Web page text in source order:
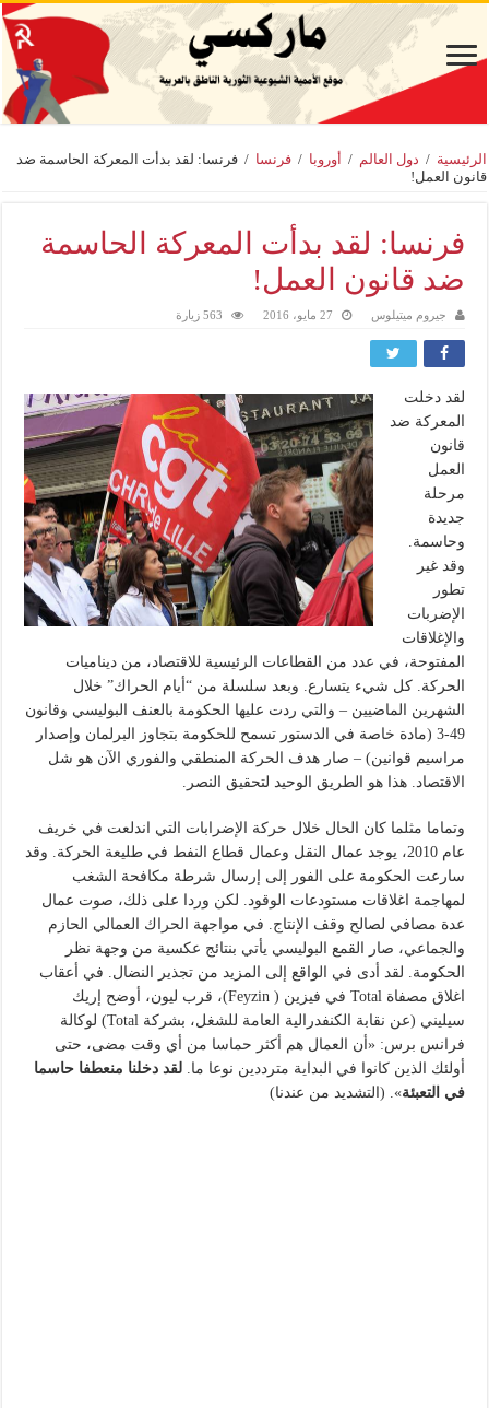
الرئيسية / دول العالم / أوروبا / فرنسا / فرنسا: لقد بدأت المعركة الحاسمة ضد
قانون العمل!
فرنسا: لقد بدأت المعركة الحاسمة
ضد قانون العمل!
جيروم ميتيلوس 27 مايو، 2016 563 زيارة
لقد دخلت
المعركة ضد
قانون
العمل
مرحلة
جديدة
وحاسمة.
وقد غير
تطور
الإضربات
والإغلاقات
المفتوحة، في عدد من القطاعات الرئيسية للاقتصاد، من ديناميات
الحركة. كل شيء يتسارع. وبعد سلسلة من “أيام الحراك” خلال
الشهرين الماضيين – والتي ردت عليها الحكومة بالعنف البوليسي وقانون
49-3 (مادة خاصة في الدستور تسمح للحكومة بتجاوز البرلمان وإصدار
مراسيم قوانين) – صار هدف الحركة المنطقي والفوري الآن هو شل
الاقتصاد. هذا هو الطريق الوحيد لتحقيق النصر.
وتماما مثلما كان الحال خلال حركة الإضرابات التي اندلعت في خريف
عام 2010، يوجد عمال النقل وعمال قطاع النفط في طليعة الحركة. وقد
سارعت الحكومة على الفور إلى إرسال شرطة مكافحة الشغب
لمهاجمة اغلاقات مستودعات الوقود. لكن وردا على ذلك، صوت عمال
عدة مصافي لصالح وقف الإنتاج. في مواجهة الحراك العمالي الحازم
والجماعي، صار القمع البوليسي يأتي بنتائج عكسية من وجهة نظر
الحكومة. لقد أدى في الواقع إلى المزيد من تجذير النضال. في أعقاب
اغلاق مصفاة Total في فيزين ( Feyzin)، قرب ليون، أوضح إريك
سيليني (عن نقابة الكنفدرالية العامة للشغل، بشركة Total) لوكالة
فرانس برس: «أن العمال هم أكثر حماسا من أي وقت مضى، حتى
أولئك الذين كانوا في البداية مترددين نوعا ما.لقد دخلنا منعطفا حاسما
في التعبئة». (التشديد من عندنا)